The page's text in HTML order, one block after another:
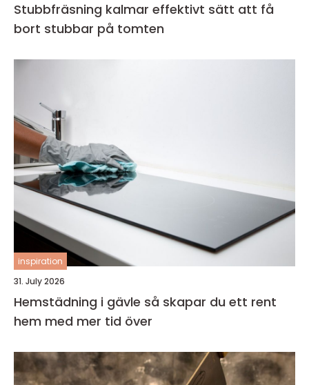
Stubbfräsning kalmar effektivt sätt att få
bort stubbar på tomten
inspiration
31. July 2026
Hemstädning i gävle så skapar du ett rent
hem med mer tid över